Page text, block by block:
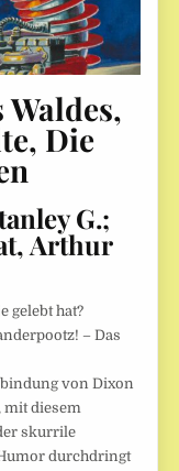
Die
G.;
Arthur
gelebt hat?
– Das
von Dixon
mit diesem
skurrile
durchdringt